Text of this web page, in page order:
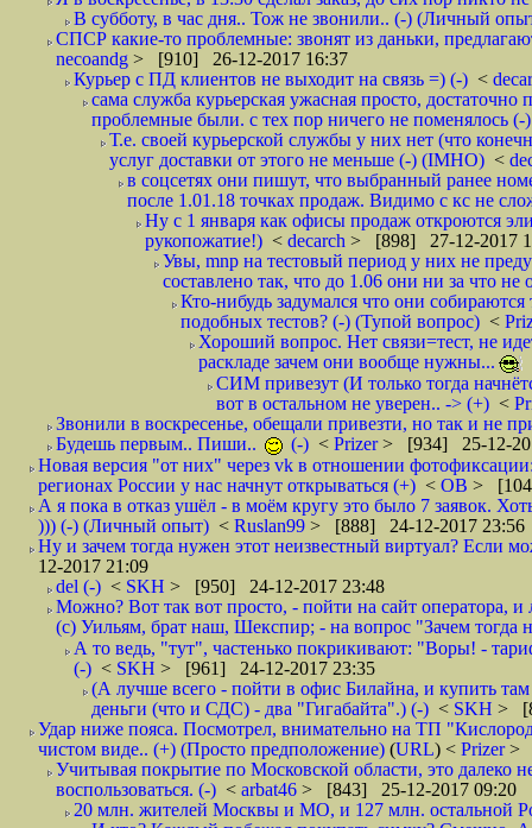
В субботу, в час дня.. Тож не звонили.. (-) (Личный
СПСР какие-то проблемные: звонят из даньки,
necoandg > [910] 26-12-2017 16:37
Курьер с ПД клиентов не выходит на связь =) (-) <
сама служба курьерская ужасная просто,
проблемные были. с тех пор ничего не поменялось (-)
Т.е. своей курьерской службы у них нет (что
услуг доставки от этого не меньше (-) (IMHO) <
в соцсетях они пишут, что выбранный ранее
после 1.01.18 точках продаж. Видимо с кс не
Ну с 1 января как офисы продаж откроются
рукопожатие!) < decarch > [898] 27-12-2017
Увы, mnp на тестовый период у них не
составлено так, что до 1.06 они ни за что не
Кто-нибудь задумался что они
подобных тестов? (-) (Тупой вопрос) <
Хороший вопрос. Нет связи=тест, не
раскладе зачем они вообще нужны...
СИМ привезут (И только тогда
вот в остальном не уверен.. -> (+) <
Звонили в воскресенье, обещали привезти, но так и не
Будешь первым.. Пиши..
(-) < Prizer> [934] 25-12-
Новая версия "от них" через vk в отношении
регионах России у нас начнут открываться (+) < ОВ >
А я пока в отказ ушёл - в моём кругу это было 7 заявок.
))) (-) (Личный опыт) < Ruslan99 > [888] 24-12-2017 23:56
Ну и зачем тогда нужен этот неизвестный виртуал? Если
12-2017 21:09
del (-) < SKH > [950] 24-12-2017 23:48
Можно? Вот так вот просто, - пойти на сайт оператора,
(с) Уильям, брат наш, Шекспир; - на вопрос "Зачем тогда
А то ведь, "тут", частенько покрикивают: "Воры! -
(-) < SKH > [961] 24-12-2017 23:35
(А лучше всего - пойти в офис Билайна, и купить
деньги (что и СДС) - два "Гигабайта".) (-) < SKH >
Удар ниже пояса. Посмотрел, внимательно на ТП
чистом виде.. (+) (Просто предположение) (URL) < Prizer>
Учитывая покрытие по Московской области, это далеко
воспользоваться. (-) < arbat46 > [843] 25-12-2017 09:20
20 млн. жителей Москвы и МО, и 127 млн. остальной